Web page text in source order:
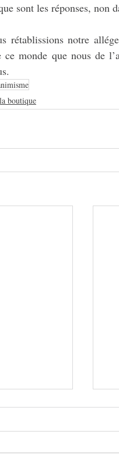
sont les réponses, non
rétablissions notre
ce monde que nous de
boutique